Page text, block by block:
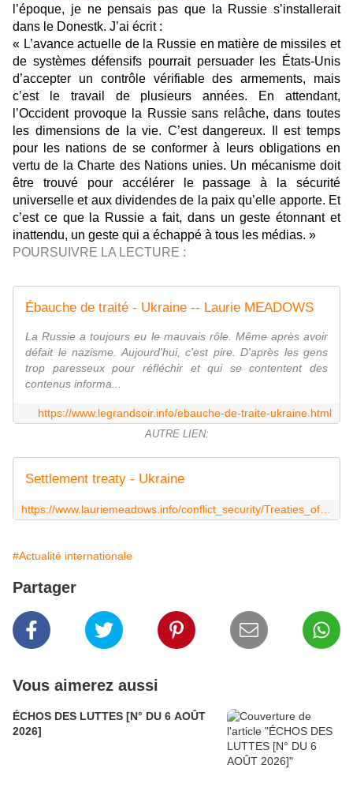
l’époque, je ne pensais pas que la Russie s’installerait
dans le Donestk. J’ai écrit :
« L’avance actuelle de la Russie en matière de missiles et
de systèmes défensifs pourrait persuader les États-Unis
d’accepter un contrôle vérifiable des armements, mais
c’est le travail de plusieurs années. En attendant,
l’Occident provoque la Russie sans relâche, dans toutes
les dimensions de la vie. C’est dangereux. Il est temps
pour les nations de se conformer à leurs obligations en
vertu de la Charte des Nations unies. Un mécanisme doit
être trouvé pour accélérer le passage à la sécurité
universelle et aux dividendes de la paix qu’elle apporte. Et
c’est ce que la Russie a fait, dans un geste étonnant et
inattendu, un geste qui a échappé à tous les médias. »
POURSUIVRE LA LECTURE :
Ébauche de traité - Ukraine -- Laurie MEADOWS
La Russie a toujours eu le mauvais rôle. Même après avoir
défait le nazisme. Aujourd'hui, c'est pire. D'après les gens
trop paresseux pour réfléchir et qui se contentent des
contenus informa...
https://www.legrandsoir.info/ebauche-de-traite-ukraine.html
AUTRE LIEN:
Settlement treaty - Ukraine
#Actualité internationale
Partager
Vous aimerez aussi
ÉCHOS DES LUTTES [N° DU 6 AOÛT
2026]